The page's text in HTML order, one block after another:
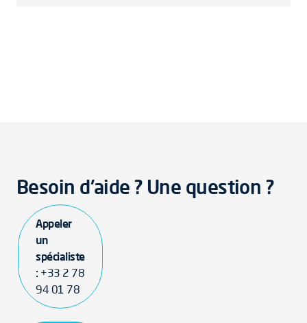
Besoin d'aide ? Une question ?
Appeler
un
spécialiste
: +33 2 78
94 01 78